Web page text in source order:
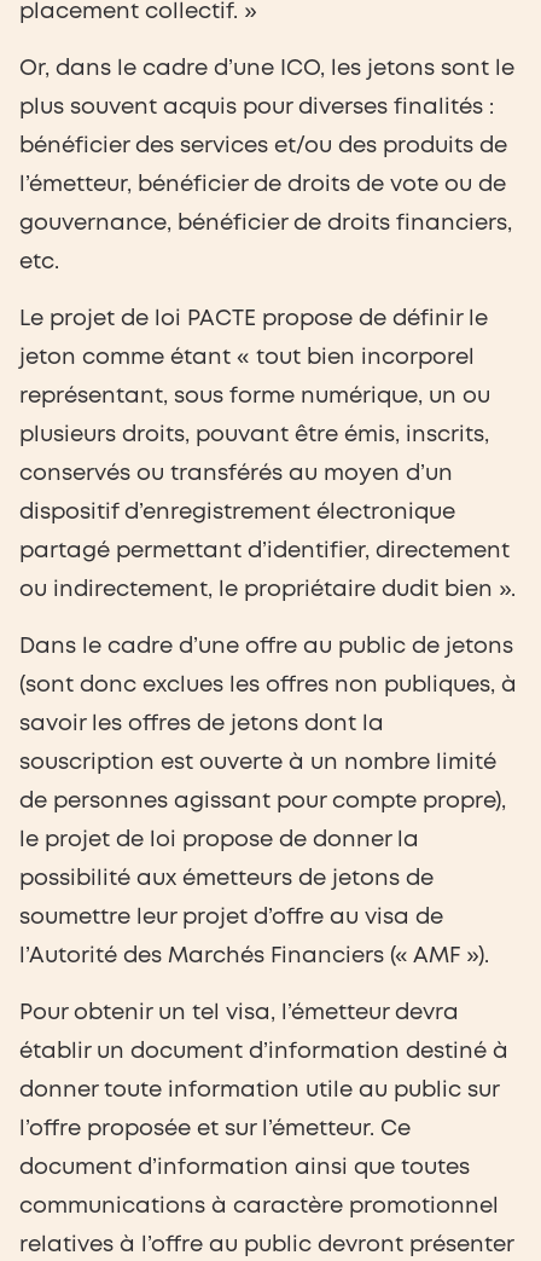
placement collectif. »
Or, dans le cadre d’une ICO, les jetons sont le
plus souvent acquis pour diverses finalités :
bénéficier des services et/ou des produits de
l’émetteur, bénéficier de droits de vote ou de
gouvernance, bénéficier de droits financiers,
etc.
Le projet de loi PACTE propose de définir le
jeton comme étant « tout bien incorporel
représentant, sous forme numérique, un ou
plusieurs droits, pouvant être émis, inscrits,
conservés ou transférés au moyen d’un
dispositif d’enregistrement électronique
partagé permettant d’identifier, directement
ou indirectement, le propriétaire dudit bien ».
Dans le cadre d’une offre au public de jetons
(sont donc exclues les offres non publiques, à
savoir les offres de jetons dont la
souscription est ouverte à un nombre limité
de personnes agissant pour compte propre),
le projet de loi propose de donner la
possibilité aux émetteurs de jetons de
soumettre leur projet d’offre au visa de
l’Autorité des Marchés Financiers (« AMF »).
Pour obtenir un tel visa, l’émetteur devra
établir un document d’information destiné à
donner toute information utile au public sur
l’offre proposée et sur l’émetteur. Ce
document d’information ainsi que toutes
communications à caractère promotionnel
relatives à l’offre au public devront présenter